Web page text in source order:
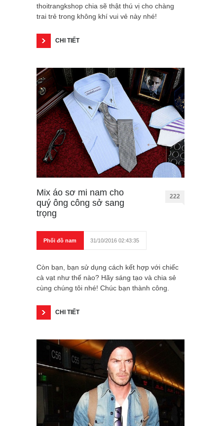
thoitrangkshop chia sẽ thật thú vị cho chàng
trai trẻ trong không khí vui vẻ này nhé!
CHI TIẾT
Mix áo sơ mi nam cho
quý ông công sở sang
trọng
222
Phối đồ nam 31/10/2016 02:43:35
Còn bạn, bạn sử dụng cách kết hợp với chiếc
cà vạt như thế nào? Hãy sáng tạo và chia sẻ
cùng chúng tôi nhé! Chúc bạn thành công.
CHI TIẾT